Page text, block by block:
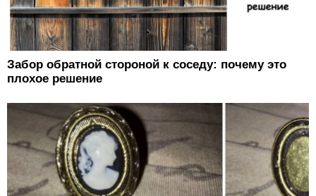
Забор обратной стороной к соседу: почему это
плохое решение